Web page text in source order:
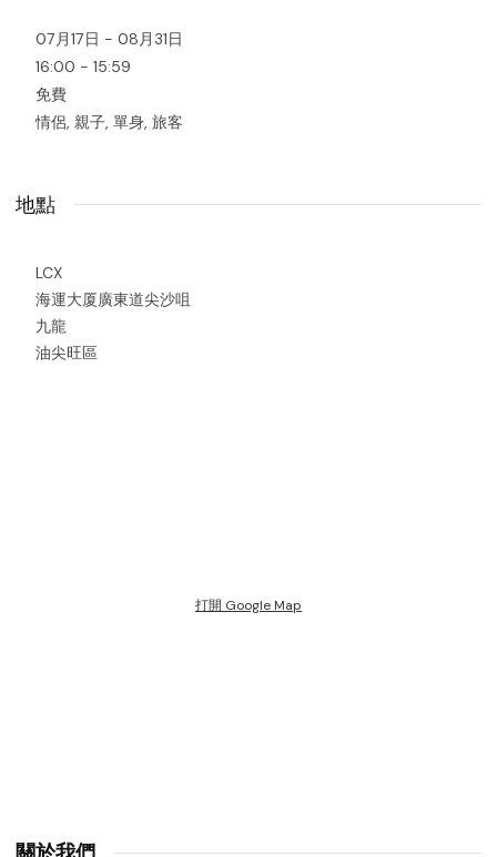
07月17日 - 08月31日
16:00 - 15:59
免費
情侶, 親子, 單身, 旅客
地點
LCX
海運大厦廣東道尖沙咀
九龍
油尖旺區
打開 Google Map